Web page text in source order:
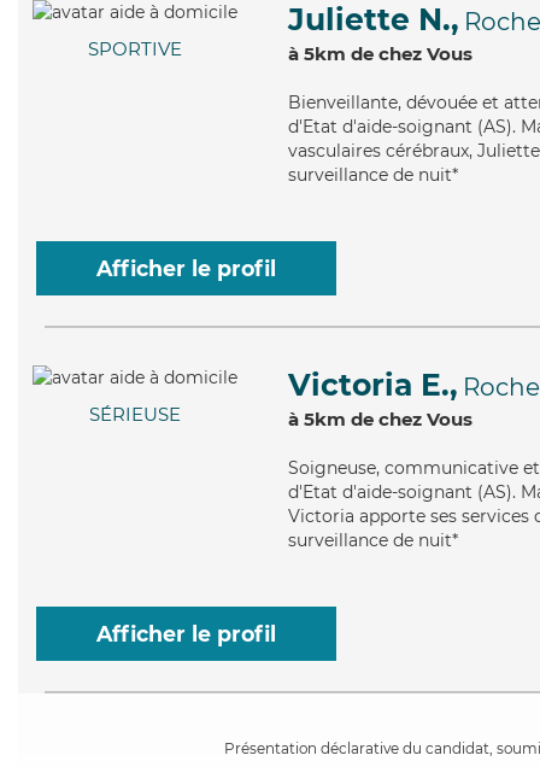
SPORTIVE
Juliette N.,
à 5km de chez Vous
Bienveillante, dévouée et
d'Etat d'aide-soignant (AS).
vasculaires cérébraux,
surveillance de nuit*
Afficher le profil
SÉRIEUSE
Victoria E.,
à 5km de chez Vous
Soigneuse, communicative
d'Etat d'aide-soignant (AS).
Victoria apporte ses services
surveillance de nuit*
Afficher le profil
Présentation déclarative du candidat,